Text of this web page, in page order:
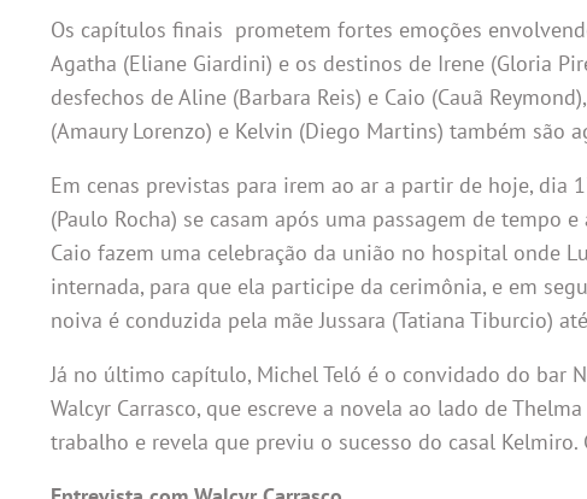
Os capítulos finais prometem fortes emoções
Agatha (Eliane Giardini) e os destinos de Irene (Gloria
desfechos de Aline (Barbara Reis) e Caio (Cauã
(Amaury Lorenzo) e Kelvin (Diego Martins) também são
Em cenas previstas para irem ao ar a partir de hoje, dia
(Paulo Rocha) se casam após uma passagem de tempo
Caio fazem uma celebração da união no hospital onde
internada, para que ela participe da cerimônia, e em
noiva é conduzida pela mãe Jussara (Tatiana Tiburcio)
Já no último capítulo, Michel Teló é o convidado do bar
Walcyr Carrasco, que escreve a novela ao lado de
trabalho e revela que previu o sucesso do casal